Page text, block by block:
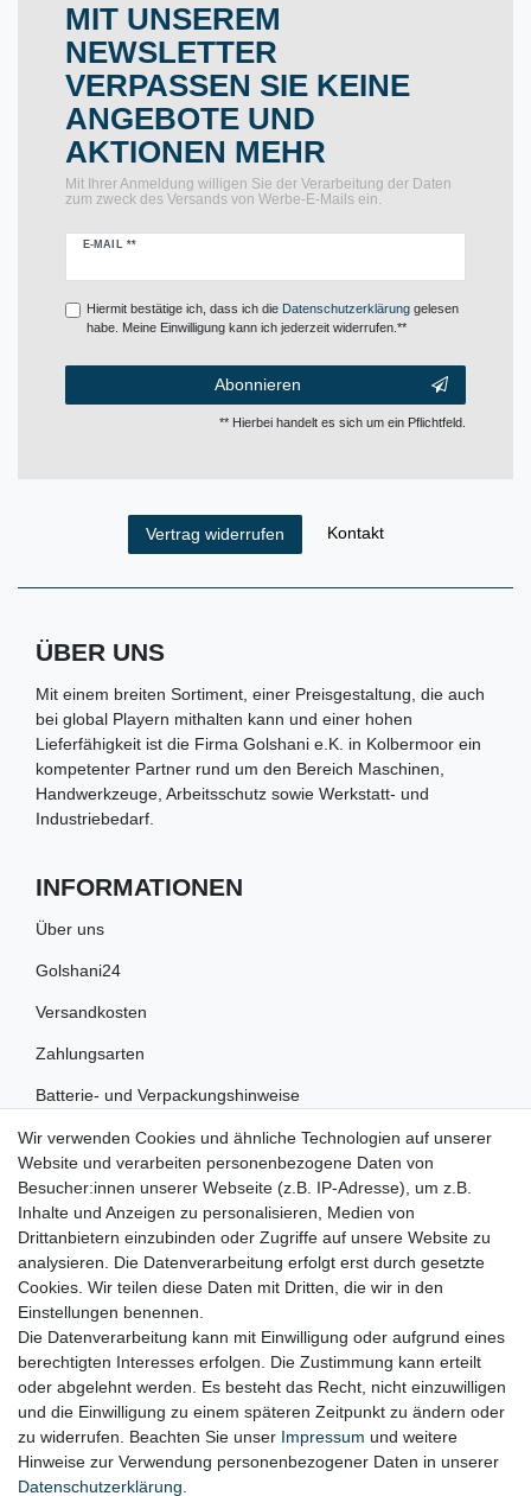
MIT UNSEREM
NEWSLETTER
VERPASSEN SIE KEINE
ANGEBOTE UND
AKTIONEN MEHR
Mit Ihrer Anmeldung willigen Sie der Verarbeitung der Daten
zum zweck des Versands von Werbe-E-Mails ein.
E-MAIL **
Newsletter
Hiermit bestätige ich, dass ich die Daten­schutz­erklärunggelesen
habe. Meine Einwilligung kann ich jederzeit widerrufen.**
Abonnieren
** Hierbei handelt es sich um ein Pflichtfeld.
Vertrag widerrufen Kontakt
ÜBER UNS
Mit einem breiten Sortiment, einer Preisgestaltung, die auch
bei global Playern mithalten kann und einer hohen
Lieferfähigkeit ist die Firma Golshani e.K. in Kolbermoor ein
kompetenter Partner rund um den Bereich Maschinen,
Handwerkzeuge, Arbeitsschutz sowie Werkstatt- und
Industriebedarf.
INFORMATIONEN
Über uns
Golshani24
Versandkosten
Zahlungsarten
Batterie- und Verpackungshinweise
RECHTLICHES
Impressum
Datenschutz
Widerrufsrecht
AGB
Widerrufsformular
KONTAKT
Tel.: 08031-23444-0
Wir verwenden Cookies und ähnliche Technologien auf unserer
Website und verarbeiten personenbezogene Daten von
Besucher:innen unserer Webseite (z.B. IP-Adresse), um z.B.
Inhalte und Anzeigen zu personalisieren, Medien von
Drittanbietern einzubinden oder Zugriffe auf unsere Website zu
analysieren. Die Datenverarbeitung erfolgt erst durch gesetzte
Cookies. Wir teilen diese Daten mit Dritten, die wir in den
Einstellungen benennen.
Die Datenverarbeitung kann mit Einwilligung oder aufgrund eines
berechtigten Interesses erfolgen. Die Zustimmung kann erteilt
oder abgelehnt werden. Es besteht das Recht, nicht einzuwilligen
und die Einwilligung zu einem späteren Zeitpunkt zu ändern oder
zu widerrufen. Beachten Sie unser Impressum und weitere
Hinweise zur Verwendung personenbezogener Daten in unserer
Daten­schutz­erklärung